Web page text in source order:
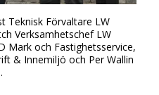
Teknisk Förvaltare LW
Verksamhetschef LW
Mark och Fastighetsservice,
& Innemiljö och Per Wallin